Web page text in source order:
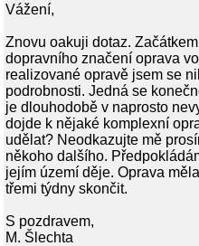
Vážení,
Znovu oakuji dotaz.
dopravního značení oprava
realizované opravě jsem se
podrobnosti. Jedná se
je dlouhodobě v naprosto
dojde k nějaké komplexní
udělat? Neodkazujte mě
někoho dalšího.
jejím území děje. Oprava
třemi týdny skončit.
S pozdravem,
M. Šlechta